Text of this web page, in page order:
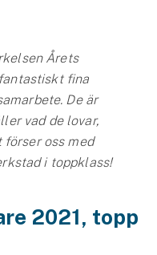
Årets
fina
De är
vad de lovar,
oss med
i toppklass!
2021, topp